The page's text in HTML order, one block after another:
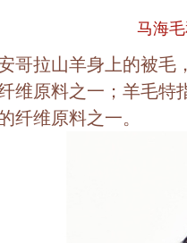
马海
哥拉山羊身上的被毛
维原料之一；羊毛特
纤维原料之一。